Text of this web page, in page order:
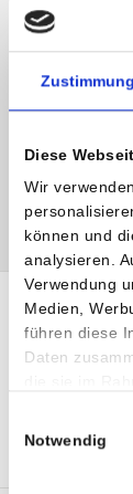
Zustimmung
Diese
Wir
können und
analysieren.
Verwendung
Medien,
führen diese
Daten
Notwendig
Dr. Branimir
T:+43 (0) 463
E: